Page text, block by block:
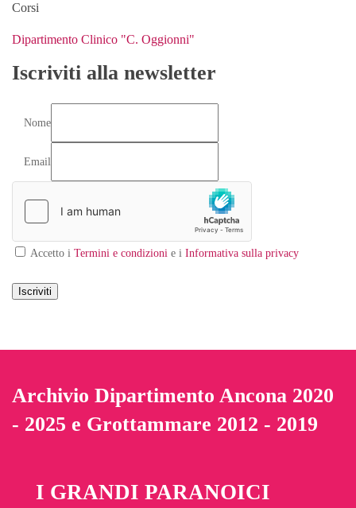
Corsi
Dipartimento Clinico "C. Oggionni"
Iscriviti alla newsletter
Nome
Email
Accetto i Termini e condizioni e i Informativa sulla privacy
Iscriviti
Archivio Dipartimento Ancona 2020
- 2025 e Grottammare 2012 - 2019
I GRANDI PARANOICI